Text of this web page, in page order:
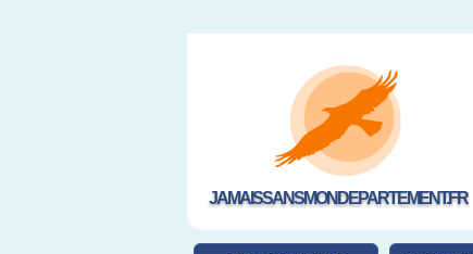
JAMAISSANSMONDEPARTEMENT.FR